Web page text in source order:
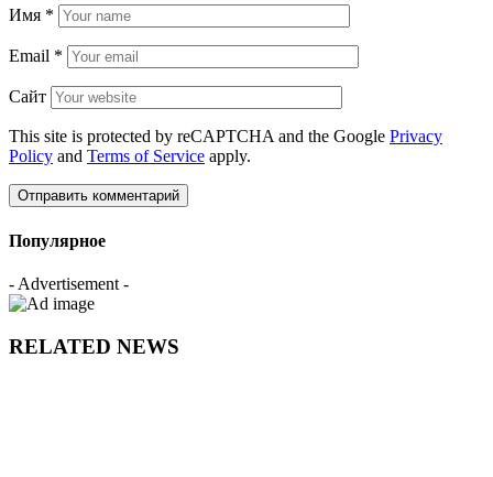
Имя *
Email *
Сайт
This site is protected by reCAPTCHA and the Google Privacy
Policy and Terms of Service apply.
Популярное
- Advertisement -
RELATED NEWS